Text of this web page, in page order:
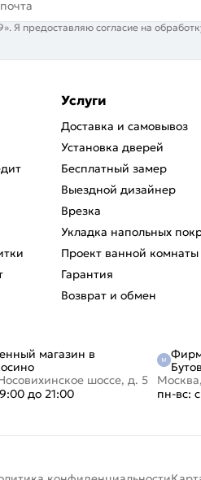
предоставляю согласие на
Услуги
Доставка и самовывоз
Установка дверей
Бесплатный замер
Выездной дизайнер
Врезка
Укладка напольных
Проект ванной комнаты
Гарантия
Возврат и обмен
магазин в
шоссе, д. 5
до 21:00
пн-вс: